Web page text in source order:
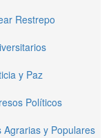
Restrepo
y Paz
Políticos
y Populares